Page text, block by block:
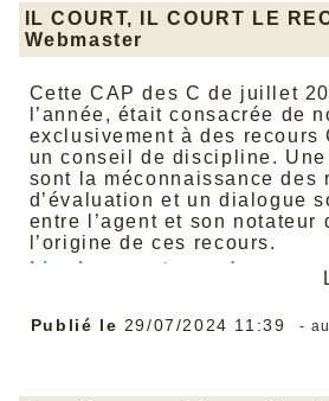
IL COURT, IL COURT LE
Webmaster
Cette CAP des C de juillet
l’année, était consacrée de
exclusivement à des recours
un conseil de discipline.
sont la méconnaissance des
d’évaluation et un dialogue
entre l’agent et son notateur
l’origine de ces recours.
Lire le compte rendu
Publié le 29/07/2024 11:39 -